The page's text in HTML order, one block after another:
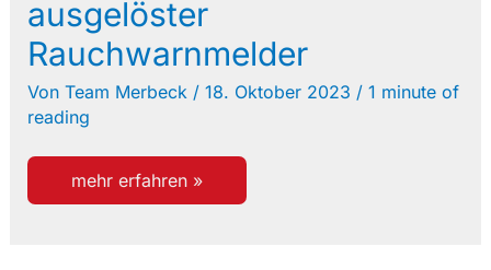
ausgelöster
Rauchwarnmelder
Von Team Merbeck / 18. Oktober 2023 / 1 minute of
reading
einsatz
mehr erfahren »